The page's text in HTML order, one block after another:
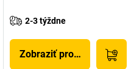
2-3 týždne
Zobraziť produkt